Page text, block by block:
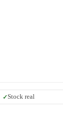
Stock real